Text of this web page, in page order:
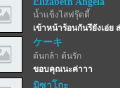
น้ำแข็งไสฟรุ๊ตตี้
เข้าหน้าร้อนกันรึยังเอ่ย
ケーキ
ต้นกล้า ต้นรัก
ขอบคุณนะค่าาา
มิซาโกะ